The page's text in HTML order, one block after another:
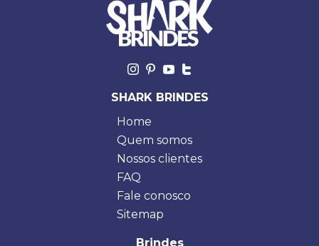
SHARK BRINDES
Home
Quem somos
Nossos clientes
FAQ
Fale conosco
Sitemap
Brindes